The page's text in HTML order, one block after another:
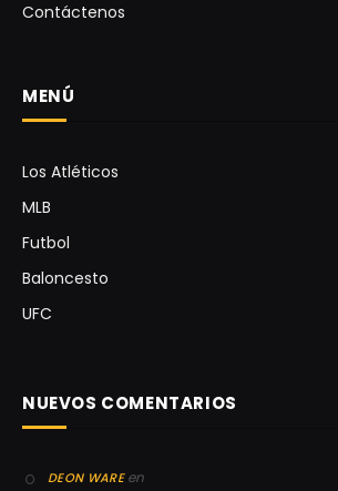
Contáctenos
MENÚ
Los Atléticos
MLB
Futbol
Baloncesto
UFC
NUEVOS COMENTARIOS
DEON WAREen